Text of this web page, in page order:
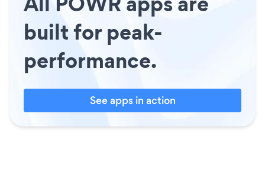
built for peak-
performance.
See apps in action